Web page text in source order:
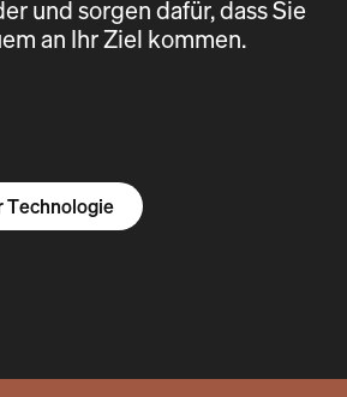
und sorgen dafür, dass Sie
an Ihr Ziel kommen.
R1S
R1T
Technologie